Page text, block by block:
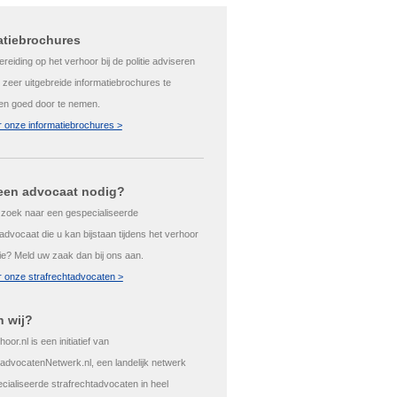
op het verhoor bij de politie adviseren
zeer uitgebreide informatiebrochures te
goed door te nemen.
onze informatiebrochures >
advocaat nodig?
naar een gespecialiseerde
die u kan bijstaan tijdens het verhoor
Meld uw zaak dan bij ons aan.
onze strafrechtadvocaten >
wij?
is een initiatief van
een landelijk netwerk
strafrechtadvocaten in heel